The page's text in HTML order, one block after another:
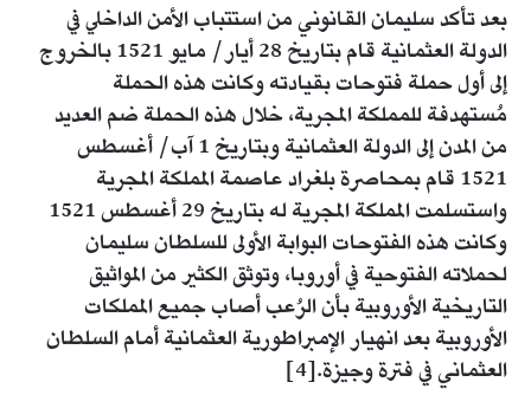
بعد تأكد سليمان القانوني من استتباب الأمن الداخلي في
الدولة العثمانية قام بتاريخ 28 أيار/ مايو 1521 بالخروج
إلى أول حملة فتوحات بقيادته وكانت هذه الحملة
مُستهدفة للمملكة المجرية، خلال هذه الحملة ضم العديد
من المدن إلى الدولة العثمانية وبتاريخ 1 آب/ أغسطس
1521 قام بمحاصرة بلغراد عاصمة المملكة المجرية
واستسلمت المملكة المجرية له بتاريخ 29 أغسطس 1521
وكانت هذه الفتوحات البوابة الأولى للسلطان سليمان
لحملاته الفتوحية في أوروبا، وتوثق الكثير من المواثيق
التاريخية الأوروبية بأن الرُعب أصاب جميع المملكات
الأوروبية بعد انهيار الإمبراطورية العثمانية أمام السلطان
العثماني في فترة وجيزة.[4]